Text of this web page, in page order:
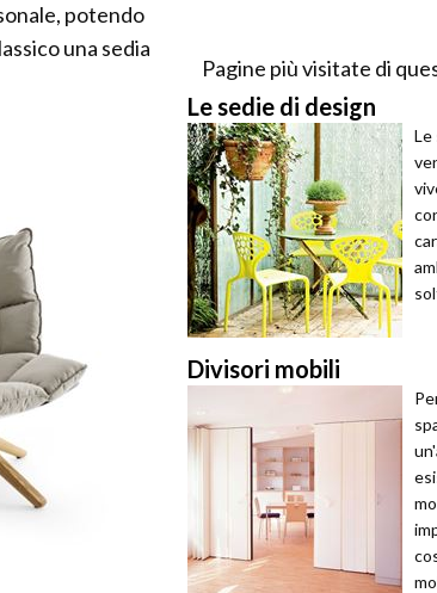
potendo
una sedia
Pagine più visitate di
Le sedie di design
Le
Divisori mobili